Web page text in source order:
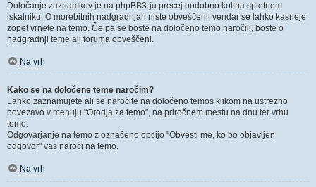
Določanje zaznamkov je na phpBB3-ju precej podobno kot na spletnem
iskalniku. O morebitnih nadgradnjah niste obveščeni, vendar se lahko kasneje
zopet vrnete na temo. Če pa se boste na določeno temo naročili, boste o
nadgradnji teme ali foruma obveščeni.
Na vrh
Kako se na določene teme naročim?
Lahko zaznamujete ali se naročite na določeno temos klikom na ustrezno
povezavo v menuju "Orodja za temo", na priročnem mestu na dnu ter vrhu
teme.
Odgovarjanje na temo z označeno opcijo "Obvesti me, ko bo objavljen
odgovor" vas naroči na temo.
Na vrh